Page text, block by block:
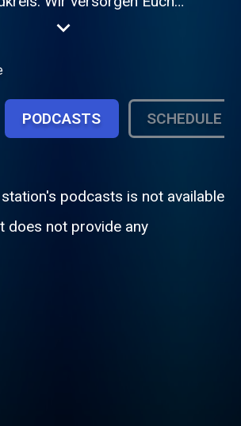
präsentieren spannende
uns auf der 94.6.
PODCASTS SCHEDULE
podcasts is not available
does not provide any